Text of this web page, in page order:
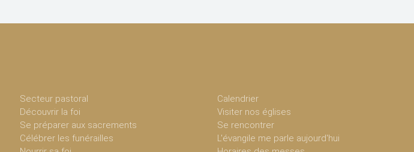
Secteur pastoral
Découvrir la foi
Se préparer aux sacrements
Célébrer les funérailles
Calendrier
Visiter nos églises
Se rencontrer
L'évangile me parle aujourd'hui